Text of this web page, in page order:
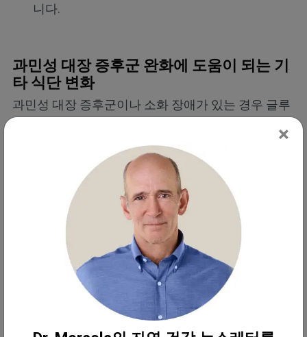
니다.
과민성 대장 증후군 완화에 도움이 되는 기
타 식단 변화
과민성 대장 증후군이나 소화 장애가 있는 경우 글루
하고픈 단계 중 하나입니다.
밀과 호밀, 보리, 귀리 등의 곡류에서 발견되는 면역원
성 단백질 그룹인
글루텐은 염증을 유발하고 복통, 설
사, 가스, 복부 팽만감과 같은 증상을 일으킬 수 있습
니다. 한 연구에서는 과민성 대장 증후군을 비셀리악
글루텐 과민증의 한 형태로 분류하기도 했습니다.
일반적으로 1~2주 동안 글루텐을 피하면 증상이 크
×